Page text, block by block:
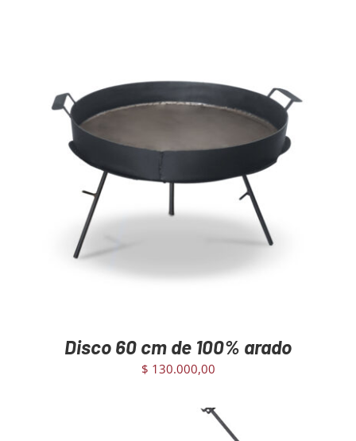
AGREGAR AL CARRITO DETAILS
Disco 60 cm de 100% arado
$ 130.000,00